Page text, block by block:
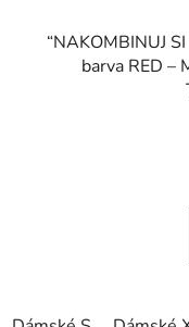
“NAKOMBINUJ
barva RED –